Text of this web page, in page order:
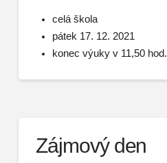
celá škola
pátek 17. 12. 2021
konec výuky v 11,50 hod.
Zájmový den